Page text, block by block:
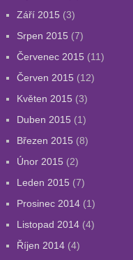
Září 2015 (3)
Srpen 2015 (7)
Červenec 2015 (11)
Červen 2015 (12)
Květen 2015 (3)
Duben 2015 (1)
Březen 2015 (8)
Únor 2015 (2)
Leden 2015 (7)
Prosinec 2014(1)
Listopad 2014(4)
Říjen 2014(4)